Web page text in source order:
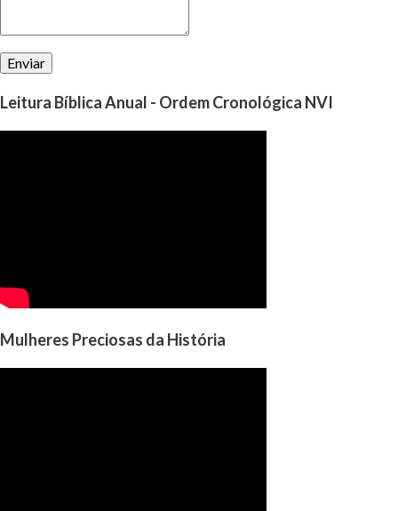
Leitura Bíblica Anual - Ordem Cronológica NVI
Mulheres Preciosas da História